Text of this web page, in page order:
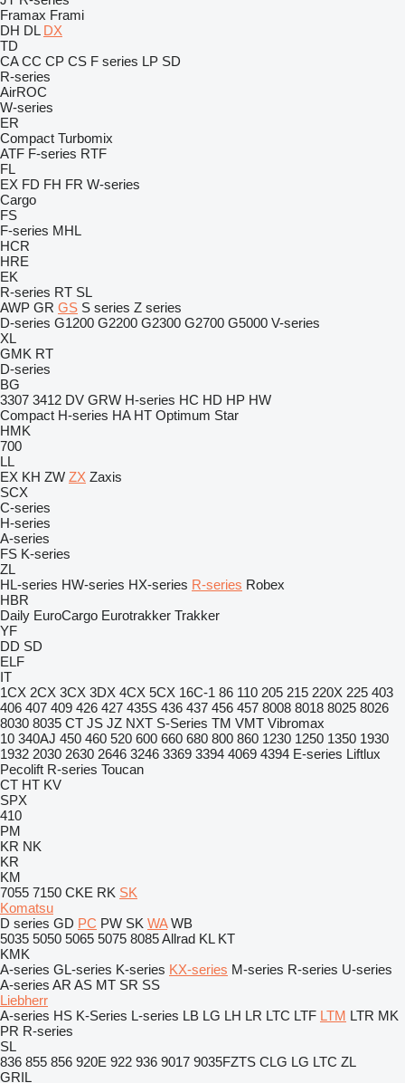
Framax Frami
DH DL DX
TD
CA CC CP CS F series LP SD
R-series
AirROC
W-series
ER
Compact Turbomix
ATF F-series RTF
FL
EX FD FH FR W-series
Cargo
FS
F-series MHL
HCR
HRE
EK
R-series RT SL
AWP GR GS S series Z series
D-series G1200 G2200 G2300 G2700 G5000 V-series
XL
GMK RT
D-series
BG
3307 3412 DV GRW H-series HC HD HP HW
Compact H-series HA HT Optimum Star
HMK
700
LL
EX KH ZW ZX Zaxis
SCX
C-series
H-series
A-series
FS K-series
ZL
HL-series HW-series HX-series R-series Robex
HBR
Daily EuroCargo Eurotrakker Trakker
YF
DD SD
ELF
IT
1CX 2CX 3CX 3DX 4CX 5CX 16C-1 86 110 205 215 220X 225 403
406 407 409 426 427 435S 436 437 456 457 8008 8018 8025 8026
8030 8035 CT JS JZ NXT S-Series TM VMT Vibromax
10 340AJ 450 460 520 600 660 680 800 860 1230 1250 1350 1930
1932 2030 2630 2646 3246 3369 3394 4069 4394 E-series Liftlux
Pecolift R-series Toucan
CT HT KV
SPX
410
PM
KR NK
KR
KM
7055 7150 CKE RK SK
Komatsu
D series GD PC PW SK WA WB
5035 5050 5065 5075 8085Allrad KL KT
KMK
A-series GL-series K-series KX-series M-series R-series U-series
A-series AR AS MT SR SS
Liebherr
A-series HS K-Series L-series LB LG LH LR LTC LTF LTM LTR MK
PR R-series
SL
836 855 856 920E 922 936 9017 9035FZTS CLG LG LTC ZL
GRIL